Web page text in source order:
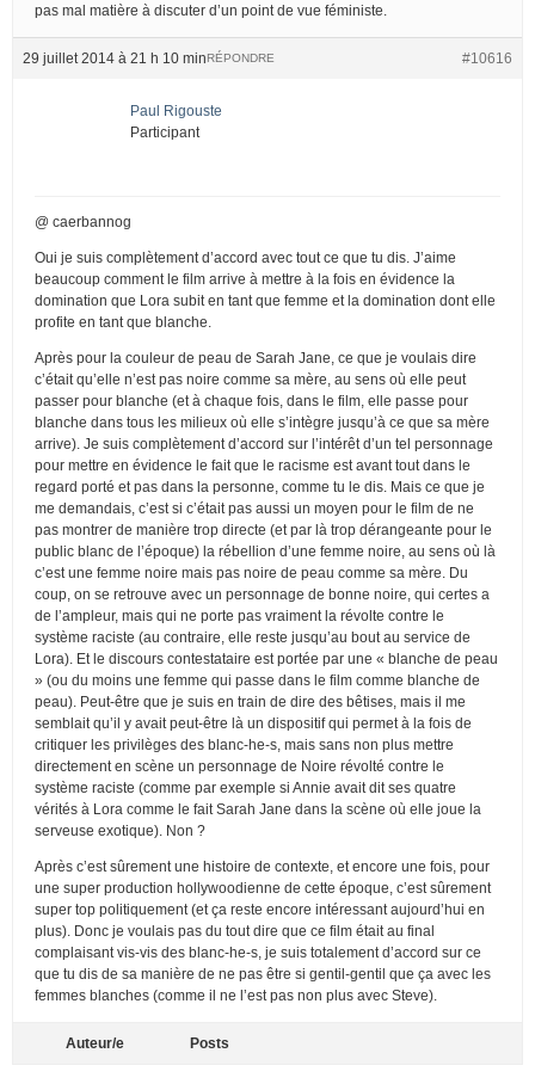
pas mal matière à discuter d’un point de vue féministe.
29 juillet 2014 à 21 h 10 min #10616
RÉPONDRE
Paul Rigouste
Participant
@ caerbannog
Oui je suis complètement d’accord avec tout ce que tu dis. J’aime
beaucoup comment le film arrive à mettre à la fois en évidence la
domination que Lora subit en tant que femme et la domination dont elle
profite en tant que blanche.
Après pour la couleur de peau de Sarah Jane, ce que je voulais dire
c’était qu’elle n’est pas noire comme sa mère, au sens où elle peut
passer pour blanche (et à chaque fois, dans le film, elle passe pour
blanche dans tous les milieux où elle s’intègre jusqu’à ce que sa mère
arrive). Je suis complètement d’accord sur l’intérêt d’un tel personnage
pour mettre en évidence le fait que le racisme est avant tout dans le
regard porté et pas dans la personne, comme tu le dis. Mais ce que je
me demandais, c’est si c’était pas aussi un moyen pour le film de ne
pas montrer de manière trop directe (et par là trop dérangeante pour le
public blanc de l’époque) la rébellion d’une femme noire, au sens où là
c’est une femme noire mais pas noire de peau comme sa mère. Du
coup, on se retrouve avec un personnage de bonne noire, qui certes a
de l’ampleur, mais qui ne porte pas vraiment la révolte contre le
système raciste (au contraire, elle reste jusqu’au bout au service de
Lora). Et le discours contestataire est portée par une « blanche de peau
» (ou du moins une femme qui passe dans le film comme blanche de
peau). Peut-être que je suis en train de dire des bêtises, mais il me
semblait qu’il y avait peut-être là un dispositif qui permet à la fois de
critiquer les privilèges des blanc-he-s, mais sans non plus mettre
directement en scène un personnage de Noire révolté contre le
système raciste (comme par exemple si Annie avait dit ses quatre
vérités à Lora comme le fait Sarah Jane dans la scène où elle joue la
serveuse exotique). Non ?
Après c’est sûrement une histoire de contexte, et encore une fois, pour
une super production hollywoodienne de cette époque, c’est sûrement
super top politiquement (et ça reste encore intéressant aujourd’hui en
plus). Donc je voulais pas du tout dire que ce film était au final
complaisant vis-vis des blanc-he-s, je suis totalement d’accord sur ce
que tu dis de sa manière de ne pas être si gentil-gentil que ça avec les
femmes blanches (comme il ne l’est pas non plus avec Steve).
Auteur/e Posts